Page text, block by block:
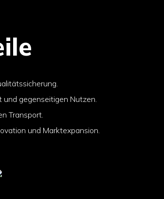
gegenseitigen Nutzen.
Transport.
und Marktexpansion.